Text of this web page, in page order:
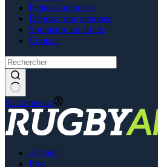
Petites Annonces
Déposer une annonce
Soumettre un article
Contact
Se connecter
Accueil
Pros